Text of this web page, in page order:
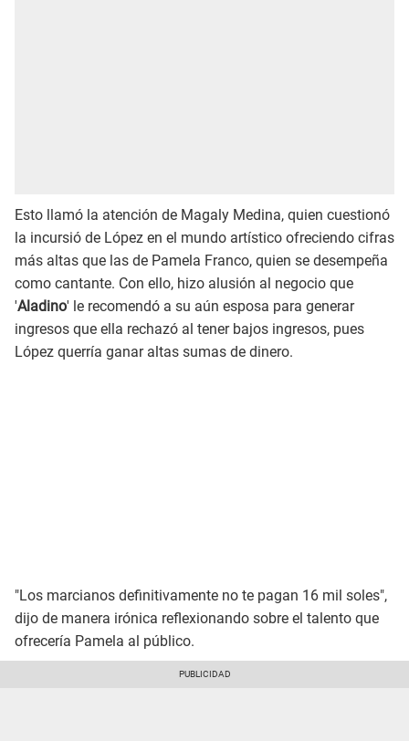
Esto llamó la atención de Magaly Medina, quien cuestionó
la incursió de López en el mundo artístico ofreciendo cifras
más altas que las de Pamela Franco, quien se desempeña
como cantante. Con ello, hizo alusión al negocio que
'Aladino' le recomendó a su aún esposa para generar
ingresos que ella rechazó al tener bajos ingresos, pues
López querría ganar altas sumas de dinero.
"Los marcianos definitivamente no te pagan 16 mil soles",
dijo de manera irónica reflexionando sobre el talento que
ofrecería Pamela al público.